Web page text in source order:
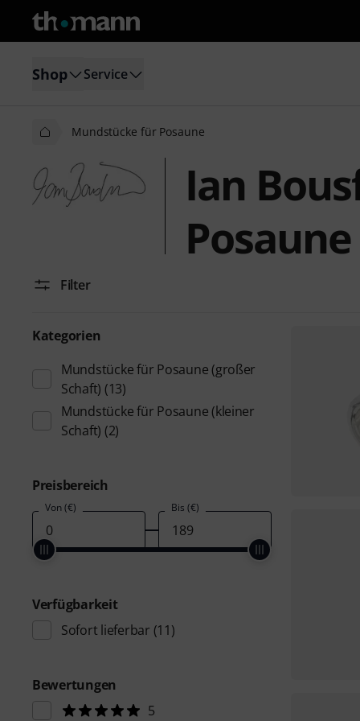
Shop Service
Mundstücke für Posaune
Ian
Posaune
Filter
Kategorien
Mundstücke für Posaune (großer
Schaft) (13)
Mundstücke für Posaune (kleiner
Schaft) (2)
Preisbereich
Von (€) Bis (€)
Verfügbarkeit
Sofort lieferbar (11)
Bewertungen
5